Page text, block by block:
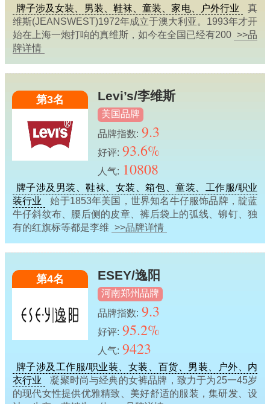
牌子涉及女装、男装、鞋袜、童装、家电、户外行业
真
维斯(JEANSWEST)1972年成立于澳大利亚。1993年才开
始在上海一炮打响的真维斯，如今在全国已经有200 >>品
牌详情
第3名 Levi’s/李维斯
美国品牌
品牌指数: 9.3
好评: 93.6%
人气: 10808
牌子涉及男装、鞋袜、女装、箱包、童装、工作服/职业
装行业
始于1853年美国，世界知名牛仔服饰品牌，靛蓝
牛仔斜纹布、腰后侧的皮章、裤后袋上的弧线、铆钉、独
有的红旗标等都是李维 >>品牌详情
第4名 ESEY/逸阳
河南郑州品牌
品牌指数: 9.3
好评: 95.2%
人气: 9423
牌子涉及工作服/职业装、女装、百货、男装、户外、内
衣行业
凝聚时尚与经典的女裤品牌，致力于为25一45岁
的现代女性提供优雅精致、美好舒适的服装，集研发、设